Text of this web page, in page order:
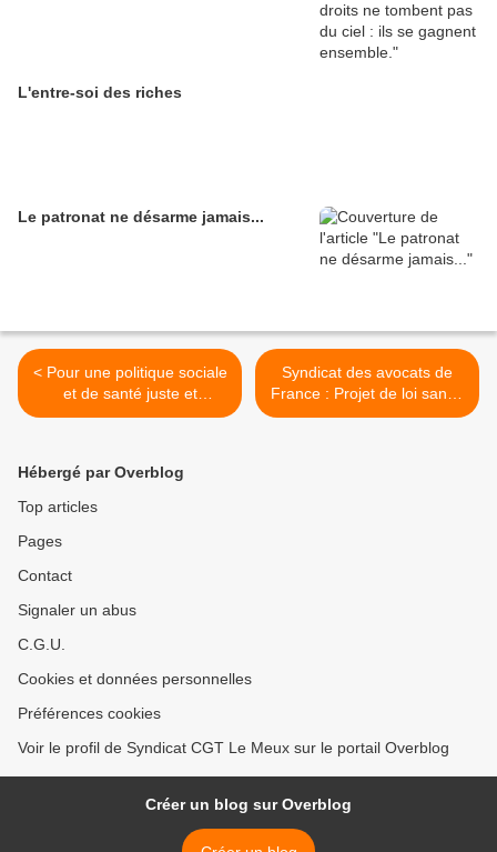
L'entre-soi des riches
Le patronat ne désarme jamais...
< Pour une politique sociale
et de santé juste et
démocratique, contre la loi
Syndicat des avocats de
France : Projet de loi santé,
c’est à la trappe que les
Hébergé par Overblog
Top articles
Pages
Contact
Signaler un abus
C.G.U.
Cookies et données personnelles
Préférences cookies
Voir le profil de Syndicat CGT Le Meux sur le portail Overblog
Créer un blog sur Overblog